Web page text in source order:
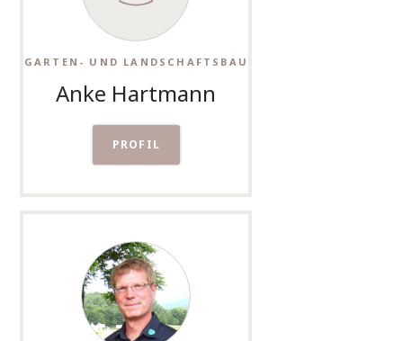
GARTEN- UND LANDSCHAFTSBAU
Anke Hartmann
PROFIL